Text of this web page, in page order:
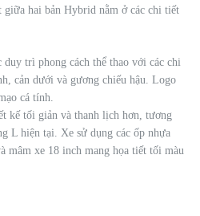
hai bản Hybrid nằm ở các chi tiết
trì phong cách thể thao với các chi
cản dưới và gương chiếu hậu. Logo
cá tính.
kế tối giản và thanh lịch hơn, tương
L hiện tại. Xe sử dụng các ốp nhựa
mâm xe 18 inch mang họa tiết tối màu